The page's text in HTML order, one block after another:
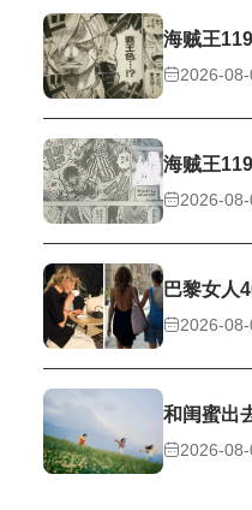
海贼王
2026-
海贼王
2026-
巴黎女人
2026-
和闺蜜出
2026-